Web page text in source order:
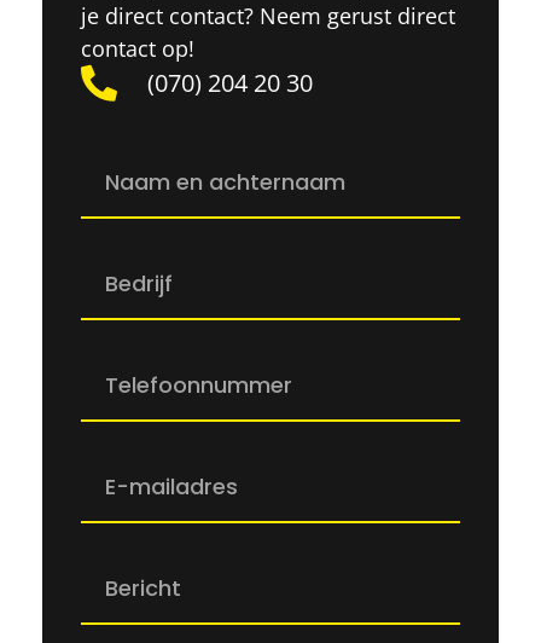
je direct contact? Neem gerust direct
contact op!
(070) 204 20 30